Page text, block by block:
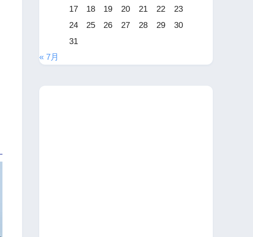
17
18 19 20 21 22
23
24
25 26 27 28 29
30
31
« 7月